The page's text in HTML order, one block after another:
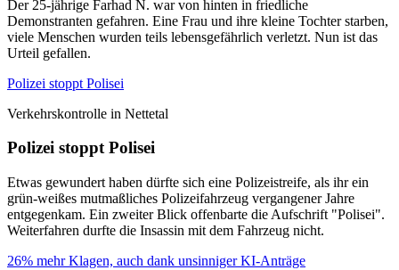
Der 25-jährige Farhad N. war von hinten in friedliche
Demonstranten gefahren. Eine Frau und ihre kleine Tochter starben,
viele Menschen wurden teils lebensgefährlich verletzt. Nun ist das
Urteil gefallen.
Polizei stoppt Polisei
Verkehrskontrolle in Nettetal
Polizei stoppt Polisei
Etwas gewundert haben dürfte sich eine Polizeistreife, als ihr ein
grün-weißes mutmaßliches Polizeifahrzeug vergangener Jahre
entgegenkam. Ein zweiter Blick offenbarte die Aufschrift "Polisei".
Weiterfahren durfte die Insassin mit dem Fahrzeug nicht.
26% mehr Klagen, auch dank unsinniger KI-Anträge